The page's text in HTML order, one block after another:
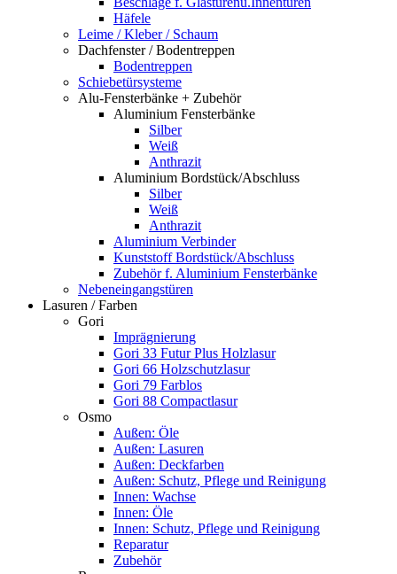
Häfele
Leime / Kleber / Schaum
Dachfenster / Bodentreppen
Bodentreppen
Schiebetürsysteme
Alu-Fensterbänke + Zubehör
Aluminium Fensterbänke
Silber
Weiß
Anthrazit
Aluminium Bordstück/Abschluss
Silber
Weiß
Anthrazit
Aluminium Verbinder
Kunststoff Bordstück/Abschluss
Zubehör f. Aluminium Fensterbänke
Nebeneingangstüren
Lasuren / Farben
Gori
Imprägnierung
Gori 33 Futur Plus Holzlasur
Gori 66 Holzschutzlasur
Gori 79 Farblos
Gori 88 Compactlasur
Osmo
Außen: Öle
Außen: Lasuren
Außen: Deckfarben
Außen: Schutz, Pflege und Reinigung
Innen: Wachse
Innen: Öle
Innen: Schutz, Pflege und Reinigung
Reparatur
Zubehör